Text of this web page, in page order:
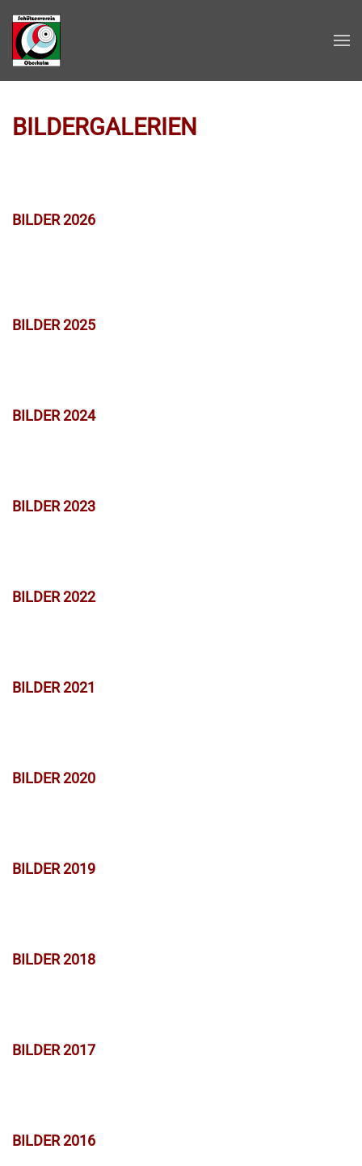
Zum Hauptinhalt springen
BILDERGALERIEN
BILDER 2026
BILDER 2025
BILDER 2024
BILDER 2023
BILDER 2022
BILDER 2021
BILDER 2020
BILDER 2019
BILDER 2018
BILDER 2017
BILDER 2016